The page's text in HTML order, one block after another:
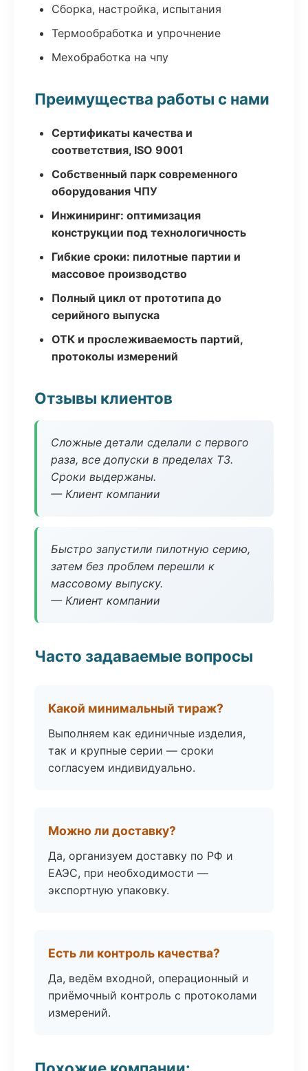
Сборка, настройка, испытания
Термообработка и упрочнение
Мехобработка на чпу
Преимущества работы с нами
Сертификаты качества и
соответствия, ISO 9001
Собственный парк современного
оборудования ЧПУ
Инжиниринг: оптимизация
конструкции под технологичность
Гибкие сроки: пилотные партии и
массовое производство
Полный цикл от прототипа до
серийного выпуска
ОТК и прослеживаемость партий,
протоколы измерений
Отзывы клиентов
Сложные детали сделали с первого
раза, все допуски в пределах ТЗ.
Сроки выдержаны.
— Клиент компании
Быстро запустили пилотную серию,
затем без проблем перешли к
массовому выпуску.
— Клиент компании
Часто задаваемые вопросы
Какой минимальный тираж?
Выполняем как единичные изделия,
так и крупные серии — сроки
согласуем индивидуально.
Можно ли доставку?
Да, организуем доставку по РФ и
ЕАЭС, при необходимости —
экспортную упаковку.
Есть ли контроль качества?
Да, ведём входной, операционный и
приёмочный контроль с протоколами
измерений.